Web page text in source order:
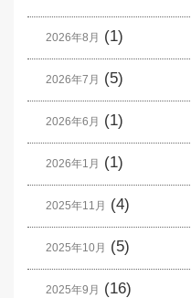
2026年8月 (1)
2026年7月 (5)
2026年6月 (1)
2026年1月 (1)
2025年11月 (4)
2025年10月 (5)
2025年9月 (16)